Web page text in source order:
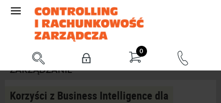
0
ZARZĄDZANIE
Korzyści z Business Intelligence dla